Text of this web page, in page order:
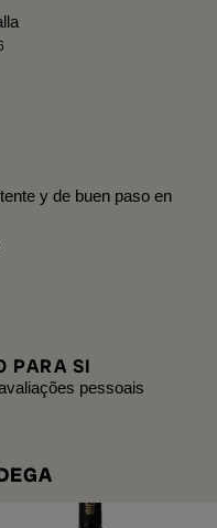
y de buen paso en
PARA SI
pessoais